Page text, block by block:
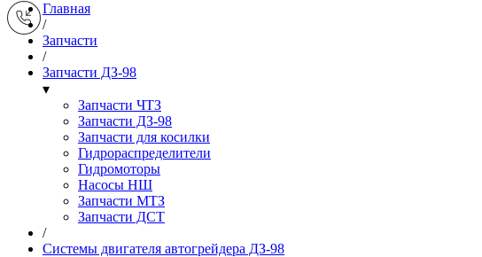
Главная
/
Запчасти
/
Запчасти ДЗ-98
▾
Запчасти ЧТЗ
Запчасти ДЗ-98
Запчасти для косилки
Гидрораспределители
Гидромоторы
Насосы НШ
Запчасти МТЗ
Запчасти ДСТ
/
Системы двигателя автогрейдера ДЗ-98